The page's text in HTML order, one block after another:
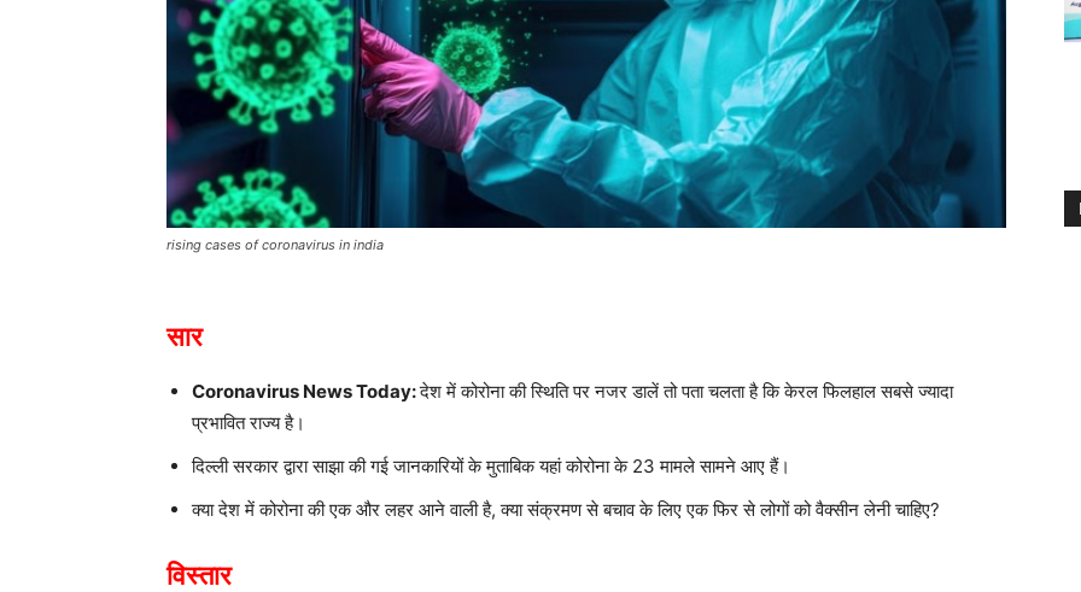
rising cases of coronavirus in india
सार
Coronavirus News Today:देश में कोरोना की स्थिति पर नजर डालें तो पता चलता है कि केरल फिलहाल सबसे ज्यादा
प्रभावित राज्य है।
दिल्ली सरकार द्वारा साझा की गई जानकारियों के मुताबिक यहां कोरोना के 23 मामले सामने आए हैं।
क्या देश में कोरोना की एक और लहर आने वाली है, क्या संक्रमण से बचाव के लिए एक फिर से लोगों को वैक्सीन लेनी चाहिए?
विस्तार